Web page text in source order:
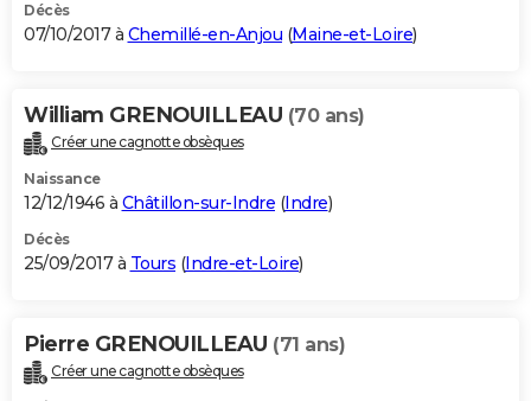
Décès
07/10/2017 à Chemillé-en-Anjou (Maine-et-Loire)
William GRENOUILLEAU (70 ans)
Créer une cagnotte obsèques
Naissance
12/12/1946 à Châtillon-sur-Indre (Indre)
Décès
25/09/2017 à Tours (Indre-et-Loire)
Pierre GRENOUILLEAU (71 ans)
Créer une cagnotte obsèques